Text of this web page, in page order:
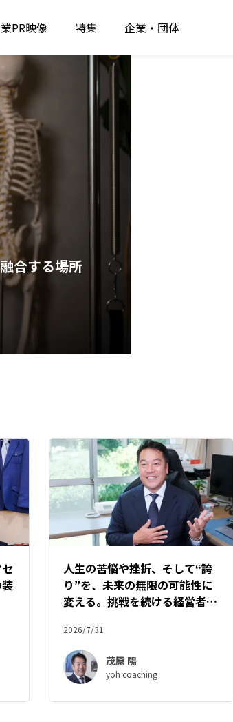
PR映像 特集 企業・団体
合する場所 人をつな
人生の苦悩や挫折、そして“誇
り”を、未来の無限の可能性に
変える。挑戦を続ける経営者に
2026/7/31
茂原 陽
yoh coaching